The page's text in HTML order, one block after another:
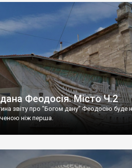
Феодосія. Місто Ч.2
звіту про "Богом дану" Феодосію буде
ніж перша.